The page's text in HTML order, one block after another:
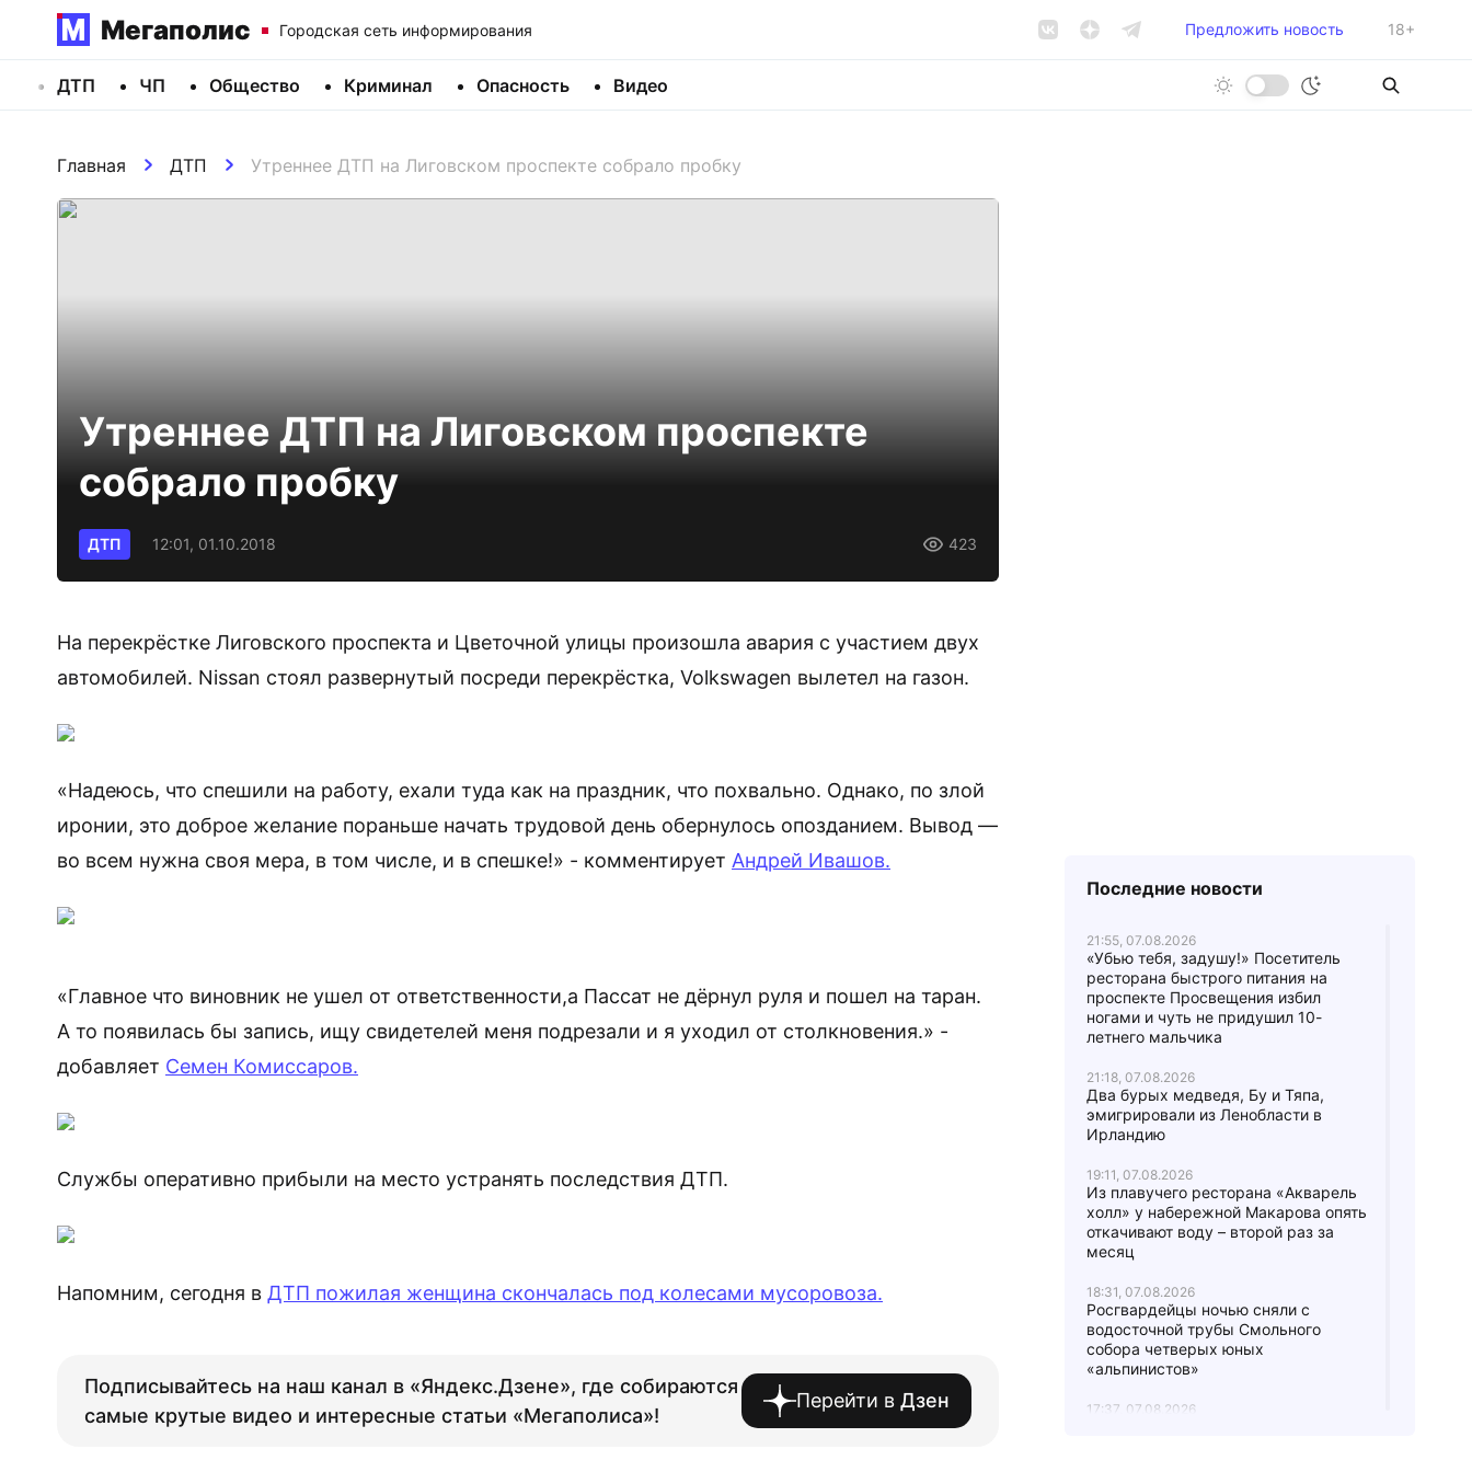
Мегаполис Городская сеть информирования Предложить новость 18+
ДТП ЧП Общество Криминал Опасность Видео
Главная ДТП Утреннее ДТП на Лиговском проспекте собрало пробку
Утреннее ДТП на Лиговском проспекте
собрало пробку
ДТП 12:01, 01.10.2018 423
На перекрёстке Лиговского проспекта и Цветочной улицы произошла авария с участием двух
автомобилей. Nissan стоял развернутый посреди перекрёстка, Volkswagen вылетел на газон.
«Надеюсь, что спешили на работу, ехали туда как на праздник, что похвально. Однако, по злой
иронии, это доброе желание пораньше начать трудовой день обернулось опозданием. Вывод —
во всем нужна своя мера, в том числе, и в спешке!» - комментирует Андрей Ивашов.
«Главное что виновник не ушел от ответственности,а Пассат не дёрнул руля и пошел на таран.
А то появилась бы запись, ищу свидетелей меня подрезали и я уходил от столкновения.» -
добавляет Семен Комиссаров.
Службы оперативно прибыли на место устранять последствия ДТП.
Напомним, сегодня в ДТП пожилая женщина скончалась под колесами мусоровоза.
Подписывайтесь на наш канал в «Яндекс.Дзене», где собираются
самые крутые видео и интересные статьи «Мегаполиса»!
Перейти в Дзен
Последние новости
21:55, 07.08.2026
«Убью тебя, задушу!» Посетитель
ресторана быстрого питания на
проспекте Просвещения избил
ногами и чуть не придушил 10-
летнего мальчика
21:18, 07.08.2026
Два бурых медведя, Бу и Тяпа,
эмигрировали из Ленобласти в
Ирландию
19:11, 07.08.2026
Из плавучего ресторана «Акварель
холл» у набережной Макарова опять
откачивают воду – второй раз за
месяц
18:31, 07.08.2026
Росгвардейцы ночью сняли с
водосточной трубы Смольного
собора четверых юных
«альпинистов»
17:37, 07.08.2026